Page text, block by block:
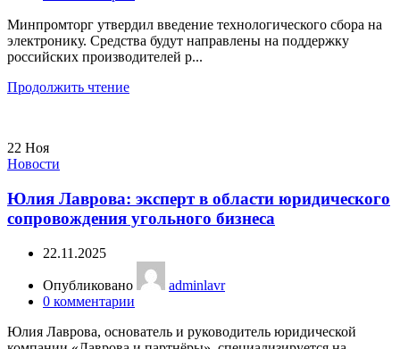
Минпромторг утвердил введение технологического сбора на
электронику. Средства будут направлены на поддержку
российских производителей р...
Продолжить чтение
22 Ноя
Новости
Юлия Лаврова: эксперт в области юридического
сопровождения угольного бизнеса
22.11.2025
Опубликовано
adminlavr
0 комментарии
Юлия Лаврова, основатель и руководитель юридической